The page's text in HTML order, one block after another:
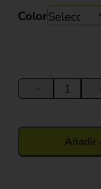
Color
-
Térmico
1000
Añadir